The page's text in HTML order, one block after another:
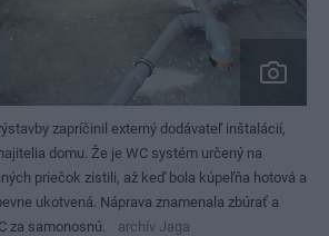
zapríčinil externý dodávateľ inštalácií,
domu. Že je WC systém určený na
priečok zistili, až keď bola kúpeľňa hotová a
ukotvená. Náprava znamenala zbúrať a
za samonosnú.
archív Jaga